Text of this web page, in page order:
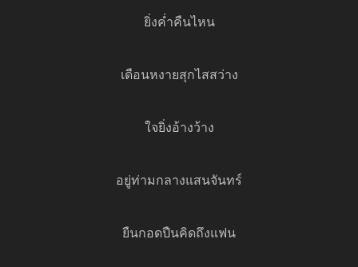
ยิ่งค่ำคืนไหน
เดือนหงายสุกไสสว่าง
ใจยิ่งอ้างว้าง
อยู่ท่ามกลางแสนจันทร์
ยืนกอดปืนคิดถึงแฟน